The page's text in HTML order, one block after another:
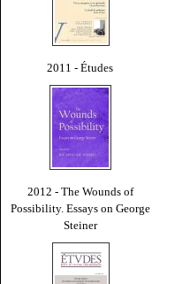
2011 - Études
2012 - The Wounds of
Possibility. Essays on George
Steiner